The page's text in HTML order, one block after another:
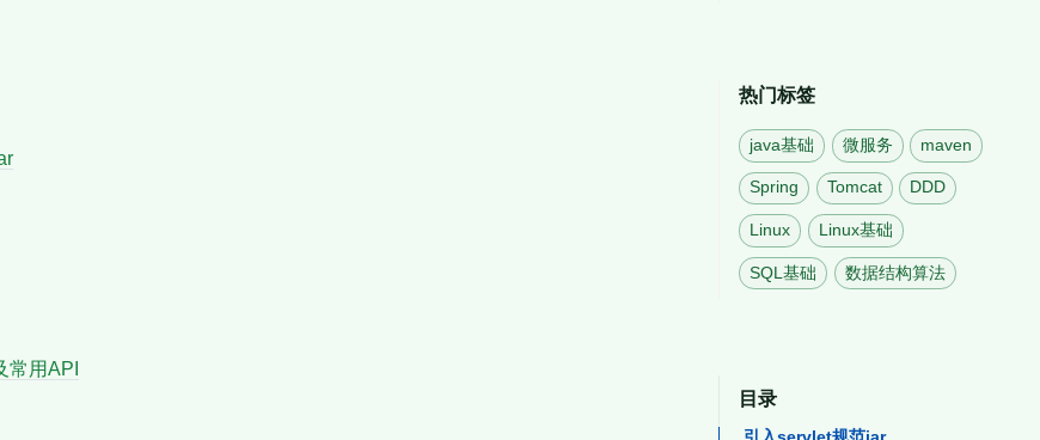
常用API
热门标签
java基础 微服务 maven
Spring Tomcat DDD
Linux Linux基础
SQL基础 数据结构算法
目录